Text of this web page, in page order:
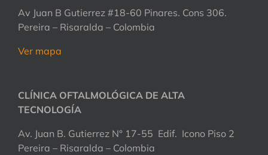
Av Juan B Gutierrez #18-60 Pinares. Cons 306.
Pereira – Risaralda – Colombia
Ver mapa
CLÍNICA OFTALMOLÓGICA DE ALTA
TECNOLOGÍA
Av. Juan B. Gutierrez N° 17-55 Edif. Icono Piso 2
Pereira – Risaralda – Colombia